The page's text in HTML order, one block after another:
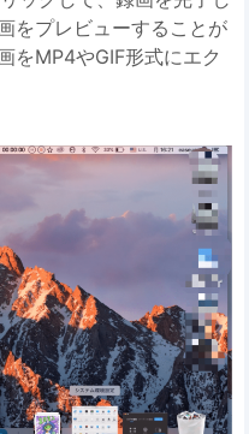
をプレビューすることが
をMP4やGIF形式にエク